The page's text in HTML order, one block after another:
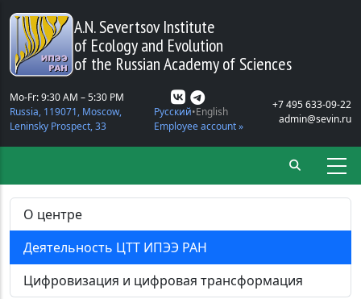
Skip to main content
A.N. Severtsov Institute
of Ecology and Evolution
of the Russian Academy of Sciences
Mo-Fr: 9:30 AM – 5:30 PM
Russia, 119071, Moscow,
Leninsky Prospect, 33
Русский English
Employee account »
+7 495 633-09-22
admin@sevin.ru
О центре
Деятельность ЦТТ ИПЭЭ РАН
Цифровизация и цифровая трансформация